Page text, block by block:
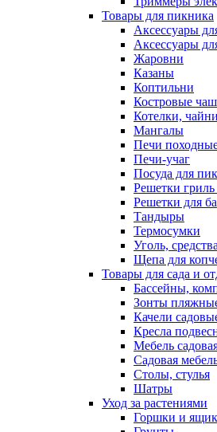
Товары для пикника
Аксессуары
Аксессуары
Жаровни
Казаны
Коптильни
Костровые
Котелки,
Мангалы
Печи
Печи-учаг
Посуда для
Решетки
Решетки для
Тандыры
Термосумки
Уголь,
Щепа для
Товары для сада и
Бассейны,
Зонты
Качели
Кресла
Мебель
Садовая
Столы, стулья
Шатры
Уход за растениями
Горшки и